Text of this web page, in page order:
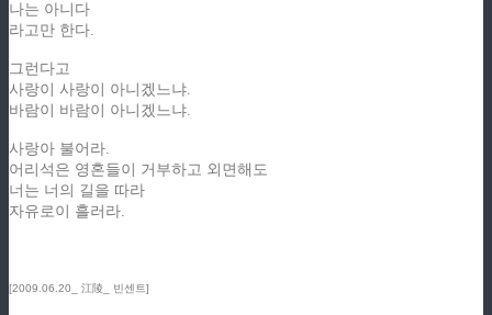
나는 아니다
라고만 한다.
그런다고
사랑이 사랑이 아니겠느냐.
바람이 바람이 아니겠느냐.
사랑아 불어라.
어리석은 영혼들이 거부하고 외면해도
너는 너의 길을 따라
자유로이 흘러라.
[2009.06.20_ 江陵_ 빈센트]